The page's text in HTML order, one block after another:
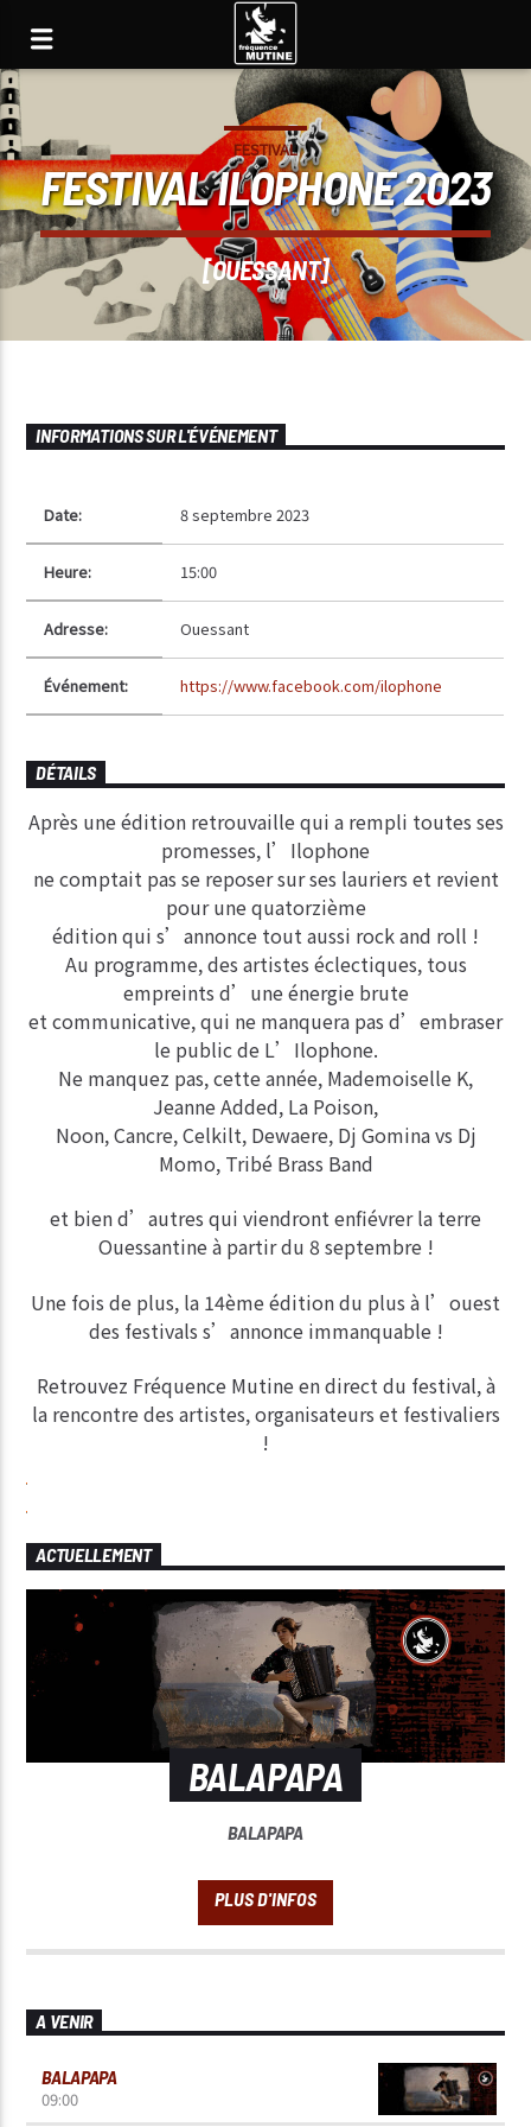
FESTIVAL
FESTIVAL ILOPHONE 2023
[OUESSANT]
INFORMATIONS SUR L'ÉVÉNEMENT
Date: 8 septembre 2023
Heure: 15:00
Adresse: Ouessant
Événement: https://www.facebook.com/ilophone
DÉTAILS
Après une édition retrouvaille qui a rempli toutes ses
promesses, l’Ilophone
ne comptait pas se reposer sur ses lauriers et revient
pour une quatorzième
édition qui s’annonce tout aussi rock and roll !
Au programme, des artistes éclectiques, tous
empreints d’une énergie brute
et communicative, qui ne manquera pas d’embraser
le public de L’Ilophone.
Ne manquez pas, cette année, Mademoiselle K,
Jeanne Added, La Poison,
Noon, Cancre, Celkilt, Dewaere, Dj Gomina vs Dj
Momo, Tribé Brass Band
et bien d’autres qui viendront enfiévrer la terre
Ouessantine à partir du 8 septembre !
Une fois de plus, la 14ème édition du plus à l’ouest
des festivals s’annonce immanquable !
Retrouvez Fréquence Mutine en direct du festival, à
la rencontre des artistes, organisateurs et festivaliers
!
ACTUELLEMENT
BALAPAPA
BALAPAPA
A VENIR
BALAPAPA
09:00